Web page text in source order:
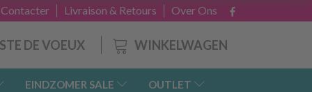
Over Ons
Livraison & Retours
WINKELWAGEN
DE VOEUX
EINDZOMER SALE OUTLET